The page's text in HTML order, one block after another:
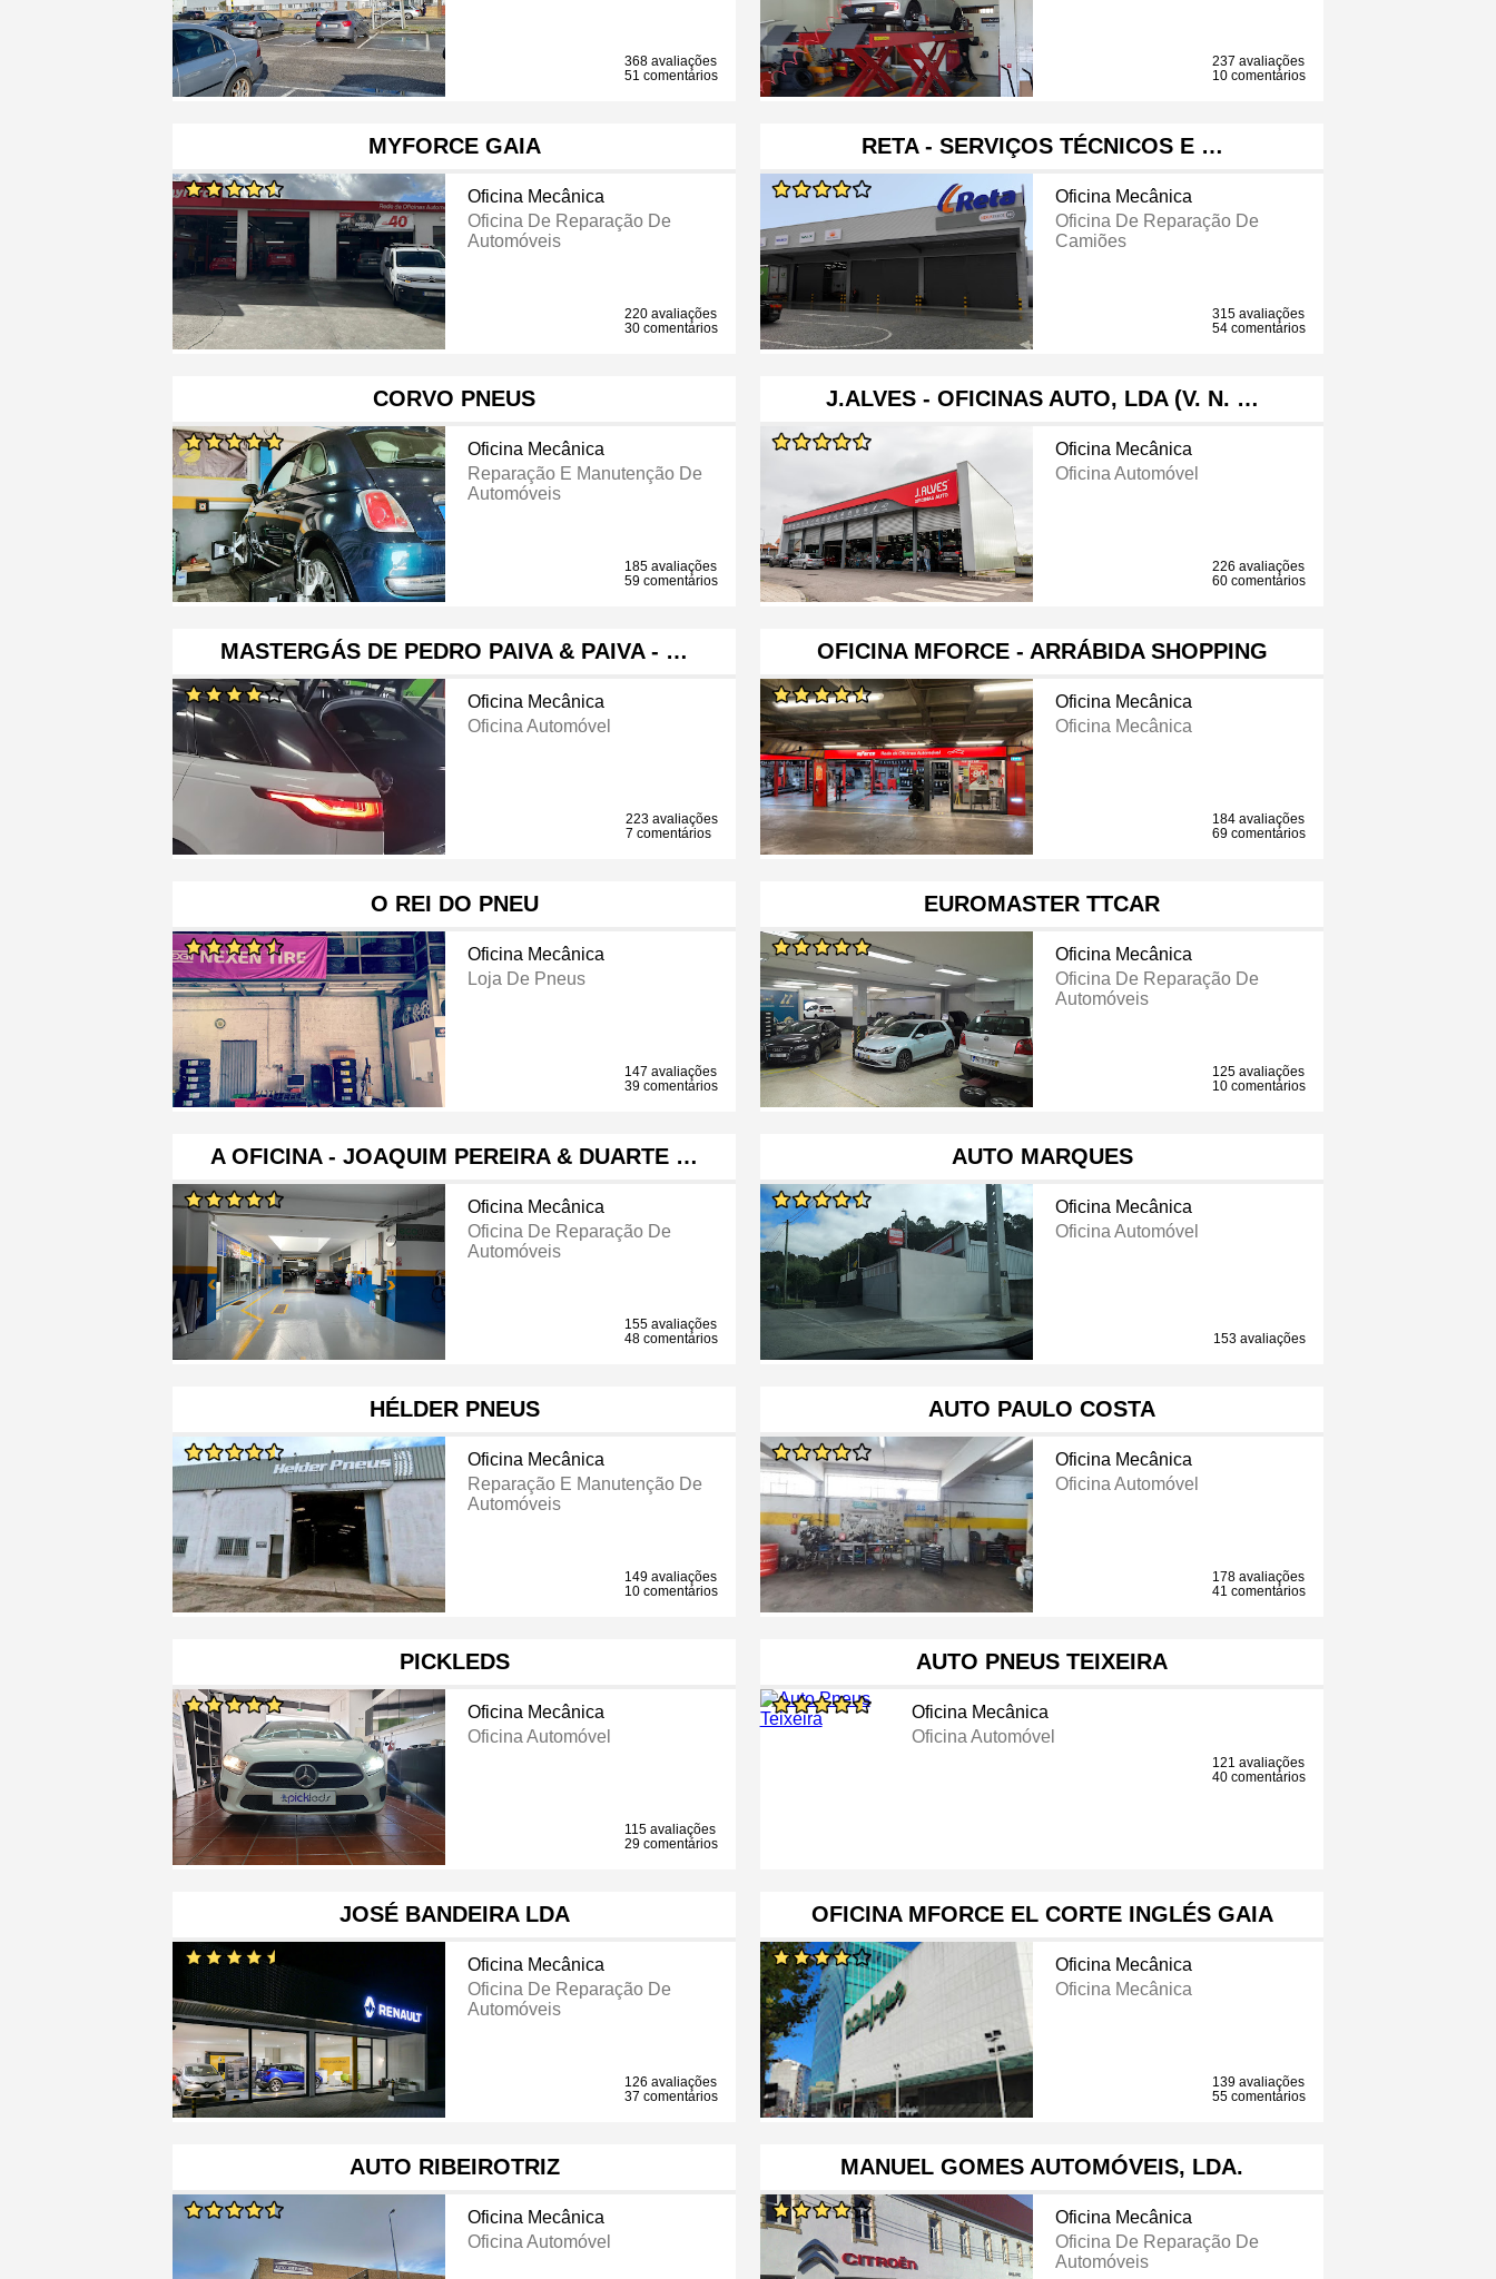
368 avaliações
51 comentários
237 avaliações
10 comentários
MYFORCE GAIA
Oficina Mecânica
Oficina De Reparação De
Automóveis
220 avaliações
30 comentários
RETA - SERVIÇOS TÉCNICOS E …
Oficina Mecânica
Oficina De Reparação De
Camiões
315 avaliações
54 comentários
CORVO PNEUS
Oficina Mecânica
Reparação E Manutenção De
Automóveis
185 avaliações
59 comentários
J.ALVES - OFICINAS AUTO, LDA (V. N. …
Oficina Mecânica
Oficina Automóvel
226 avaliações
60 comentários
MASTERGÁS DE PEDRO PAIVA & PAIVA - …
Oficina Mecânica
Oficina Automóvel
223 avaliações
7 comentários
OFICINA MFORCE - ARRÁBIDA SHOPPING
Oficina Mecânica
Oficina Mecânica
184 avaliações
69 comentários
O REI DO PNEU
Oficina Mecânica
Loja De Pneus
147 avaliações
39 comentários
EUROMASTER TTCAR
Oficina Mecânica
Oficina De Reparação De
Automóveis
125 avaliações
10 comentários
A OFICINA - JOAQUIM PEREIRA & DUARTE …
Oficina Mecânica
Oficina De Reparação De
Automóveis
155 avaliações
48 comentários
AUTO MARQUES
Oficina Mecânica
Oficina Automóvel
153 avaliações
HÉLDER PNEUS
Oficina Mecânica
Reparação E Manutenção De
Automóveis
149 avaliações
10 comentários
AUTO PAULO COSTA
Oficina Mecânica
Oficina Automóvel
178 avaliações
41 comentários
PICKLEDS
Oficina Mecânica
Oficina Automóvel
115 avaliações
29 comentários
AUTO PNEUS TEIXEIRA
Oficina Mecânica
Oficina Automóvel
121 avaliações
40 comentários
JOSÉ BANDEIRA LDA
Oficina Mecânica
Oficina De Reparação De
Automóveis
126 avaliações
37 comentários
OFICINA MFORCE EL CORTE INGLÉS GAIA
Oficina Mecânica
Oficina Mecânica
139 avaliações
55 comentários
AUTO RIBEIROTRIZ
Oficina Mecânica
Oficina Automóvel
MANUEL GOMES AUTOMÓVEIS, LDA.
Oficina Mecânica
Oficina De Reparação De
Automóveis